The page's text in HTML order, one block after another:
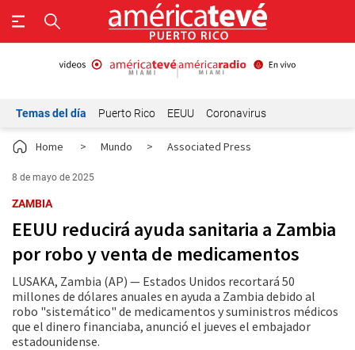
Temas del día Puerto Rico EEUU Coronavirus
Home > Mundo > Associated Press
8 de mayo de 2025
ZAMBIA
EEUU reducirá ayuda sanitaria a Zambia
por robo y venta de medicamentos
LUSAKA, Zambia (AP) — Estados Unidos recortará 50
millones de dólares anuales en ayuda a Zambia debido al
robo "sistemático" de medicamentos y suministros médicos
que el dinero financiaba, anunció el jueves el embajador
estadounidense.